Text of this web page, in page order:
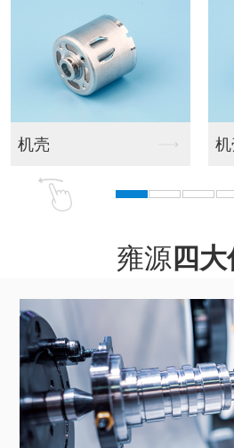
后盖130,020 后
雍源 四